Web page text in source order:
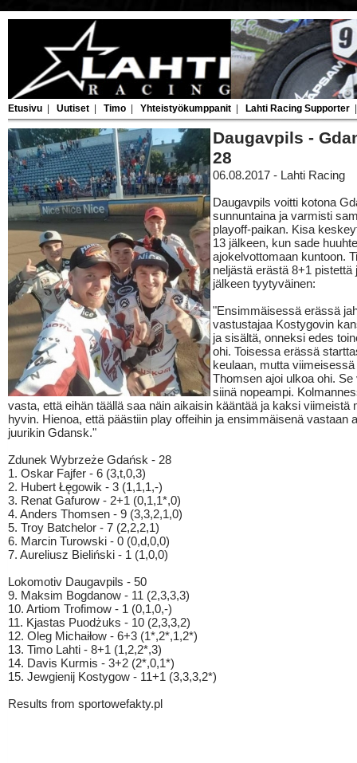
Etusivu Uutiset Timo Yhteistyökumppanit Lahti Racing Supporter
Daugavpils -
28
06.08.2017 - Lahti Racing
Daugavpils voitti kotona
sunnuntaina ja varmisti
playoff-paikan. Kisa
13 jälkeen, kun sade
ajokelvottomaan kuntoon.
neljästä erästä 8+1 pistettä
jälkeen tyytyväinen:
"Ensimmäisessä erässä
vastustajaa Kostygovin
ja sisältä, onneksi edes
ohi. Toisessa erässä
keulaan, mutta
Thomsen ajoi ulkoa ohi. Se
siinä nopeampi.
vasta, että eihän täällä saa näin aikaisin kääntää ja kaksi viimeistä
hyvin. Hienoa, että päästiin play offeihin ja ensimmäisenä vastaan
juurikin Gdansk."
Zdunek Wybrzeże Gdańsk - 28
1. Oskar Fajfer - 6 (3,t,0,3)
2. Hubert Łęgowik - 3 (1,1,1,-)
3. Renat Gafurow - 2+1 (0,1,1*,0)
4. Anders Thomsen - 9 (3,3,2,1,0)
5. Troy Batchelor - 7 (2,2,2,1)
6. Marcin Turowski - 0 (0,d,0,0)
7. Aureliusz Bieliński - 1 (1,0,0)
Lokomotiv Daugavpils - 50
9. Maksim Bogdanow - 11 (2,3,3,3)
10. Artiom Trofimow - 1 (0,1,0,-)
11. Kjastas Puodżuks - 10 (2,3,3,2)
12. Oleg Michaiłow - 6+3 (1*,2*,1,2*)
13. Timo Lahti - 8+1 (1,2,2*,3)
14. Davis Kurmis - 3+2 (2*,0,1*)
15. Jewgienij Kostygow - 11+1 (3,3,3,2*)
Results from sportowefakty.pl